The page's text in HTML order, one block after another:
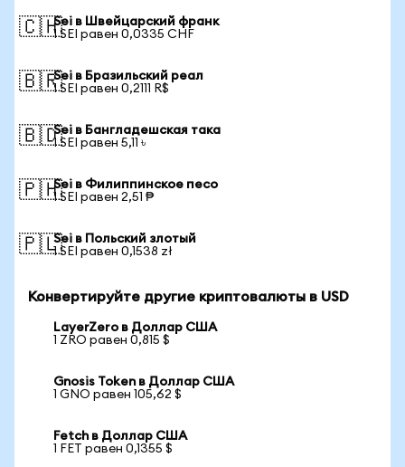
🇨🇭Sei в Швейцарский франк
1 SEI равен 0,0335 CHF
🇧🇷Sei в Бразильский реал
1 SEI равен 0,2111 R$
🇧🇩Sei в Бангладешская така
1 SEI равен 5,11 ৳
🇵🇭Sei в Филиппинское песо
1 SEI равен 2,51 ₱
🇵🇱Sei в Польский злотый
1 SEI равен 0,1538 zł
Конвертируйте другие криптовалюты в USD
LayerZero в Доллар США
1 ZRO равен 0,815 $
Gnosis Token в Доллар США
1 GNO равен 105,62 $
Fetch в Доллар США
1 FET равен 0,1355 $